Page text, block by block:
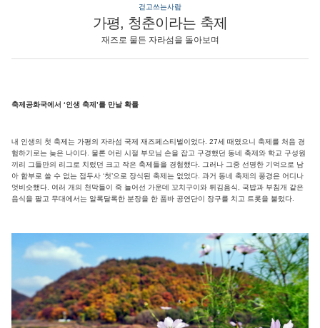
걷고쓰는사람
가평, 청춘이라는 축제
재즈로 물든 자라섬을 돌아보며
축제공화국에서 ‘인생 축제’를 만날 확률
내 인생의 첫 축제는 가평의 자라섬 국제 재즈페스티벌이었다. 27세 때였으니 축제를 처음 경
험하기로는 늦은 나이다. 물론 어린 시절 부모님 손을 잡고 구경했던 동네 축제와 학교 구성원
끼리 그들만의 리그로 치렀던 크고 작은 축제들을 경험했다. 그러나 그중 선명한 기억으로 남
아 함부로 쓸 수 없는 접두사 ‘첫’으로 장식된 축제는 없었다. 과거 동네 축제의 풍경은 어디나
엇비슷했다. 여러 개의 천막들이 죽 늘어선 가운데 꼬치구이와 튀김음식, 국밥과 부침개 같은
음식을 팔고 무대에서는 알록달록한 분장을 한 품바 공연단이 장구를 치고 트롯을 불렀다.